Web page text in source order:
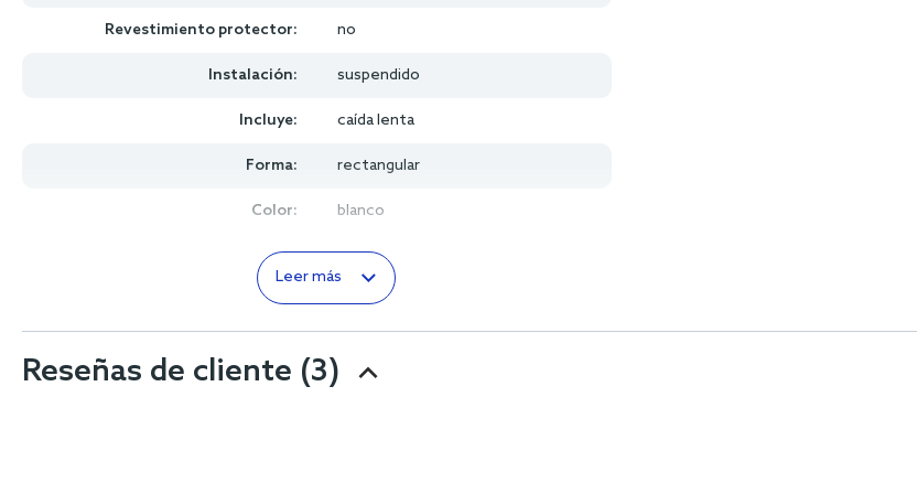
Revestimiento protector: no
Instalación: suspendido
Incluye: caída lenta
Forma: rectangular
Color: blanco
Leer más
Reseñas de cliente (3)